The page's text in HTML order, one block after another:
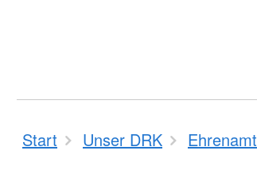
Start Unser DRK Ehrenamt